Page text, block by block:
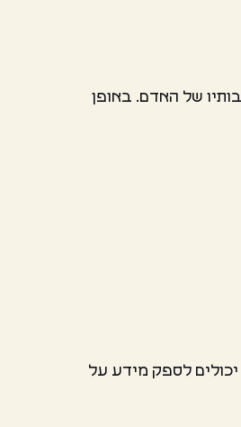
של האדם. באופן
יכולים לספק מידע על